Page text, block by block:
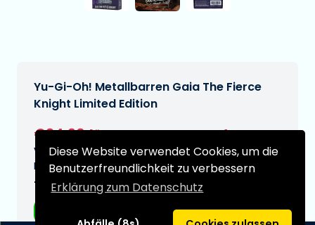
Diese Website verwendet Cookies, um die
Benutzerfreundlichkeit zu verbessern
Erklärung zum Datenschutz
Yu-Gi-Oh! Metallbarren Gaia The Fierce
Knight Limited Edition
€24,90
Voraussichtliches Lieferdatum:
N/A
Typ: